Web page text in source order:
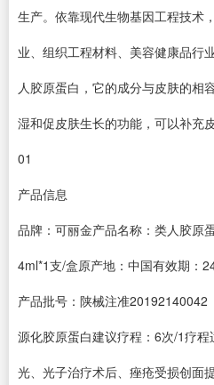
生产。依靠现代生物基因工程技术
业、组织工程材料、美容健康品行
人胶原蛋白，它的成分与皮肤的相
湿和促皮肤生长的功能，可以补充
01
产品信息
品牌：可丽金产品名称：类人胶原
4ml*1支/盒原产地：中国有效期：
产品批号：陕械注准20192140042
源化胶原蛋白建议疗程：6次/1疗
光、光子治疗术后、痤疮受损创面